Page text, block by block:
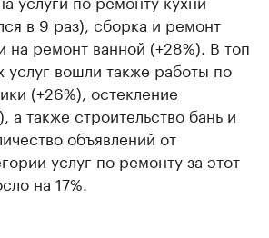
в 9 раз), сборка и ремонт
на ремонт ванной (+28%). В топ
услуг вошли также работы по
(+26%), остекление
а также строительство бань и
объявлений от
услуг по ремонту за этот
на 17%.